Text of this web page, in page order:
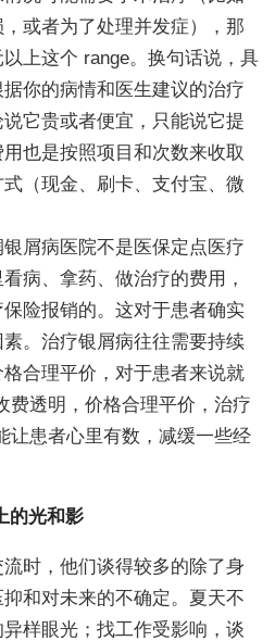
或者为了处理并发症），那
上这个 range。换句话说，具
你的病情和医生建议的治疗
它贵或者便宜，只能说它提
也是按照项目和次数来收取
（现金、刷卡、支付宝、微
屑病医院不是医保定点医疗
病、拿药、做治疗的费用，
险报销的。这对于患者确实
。治疗银屑病往往需要持续
合理平价，对于患者来说就
费透明，价格合理平价，治疗
让患者心里有数，减缓一些经
的光和影
时，他们谈得较多的除了身
和对未来的不确定。夏天不
样眼光；找工作受影响，谈